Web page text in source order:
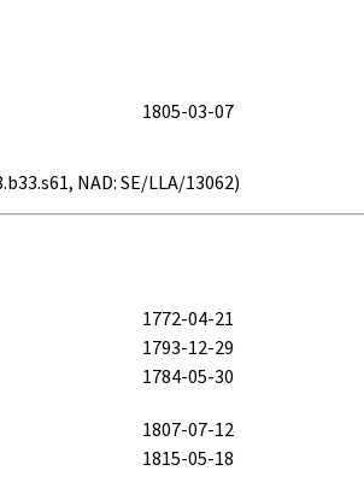
1805-03-07
NAD: SE/LLA/13062)
1772-04-21
1793-12-29
1784-05-30
1807-07-12
1815-05-18